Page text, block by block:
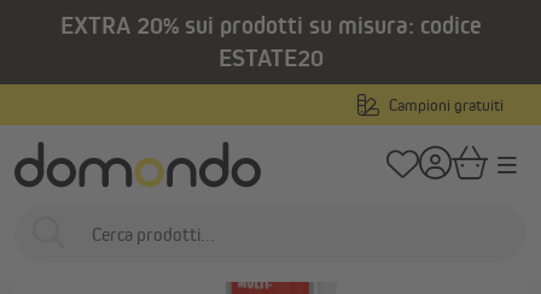
principale
EXTRA 20% sui prodotti su misura: codice
ESTATE20
/ Tapparelle /